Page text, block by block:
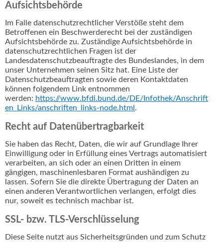
Aufsichtsbehörde
Im Falle datenschutzrechtlicher Verstöße steht dem
Betroffenen ein Beschwerderecht bei der zuständigen
Aufsichtsbehörde zu. Zuständige Aufsichtsbehörde in
datenschutzrechtlichen Fragen ist der
Landesdatenschutzbeauftragte des Bundeslandes, in dem
unser Unternehmen seinen Sitz hat. Eine Liste der
Datenschutzbeauftragten sowie deren Kontaktdaten
können folgendem Link entnommen
werden: https://www.bfdi.bund.de/DE/Infothek/Anschrift
en_Links/anschriften_links-node.html .
Recht auf Datenübertragbarkeit
Sie haben das Recht, Daten, die wir auf Grundlage Ihrer
Einwilligung oder in Erfüllung eines Vertrags automatisiert
verarbeiten, an sich oder an einen Dritten in einem
gängigen, maschinenlesbaren Format aushändigen zu
lassen. Sofern Sie die direkte Übertragung der Daten an
einen anderen Verantwortlichen verlangen, erfolgt dies
nur, soweit es technisch machbar ist.
SSL- bzw. TLS-Verschlüsselung
Diese Seite nutzt aus Sicherheitsgründen und zum Schutz